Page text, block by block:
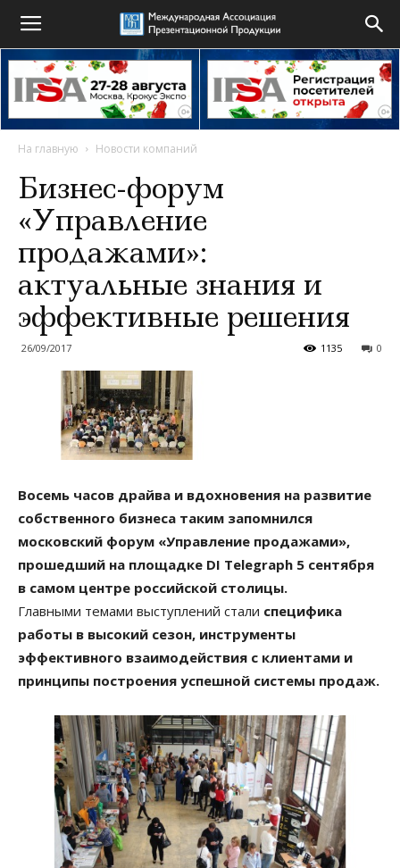
На главную Новости компаний
Бизнес-форум
«Управление
продажами»:
актуальные знания и
эффективные решения
26/09/2017 0
1135
Восемь часов драйва и вдохновения на развитие
собственного бизнеса таким запомнился
московский форум «Управление продажами»,
прошедший на площадке DI Telegraph 5 сентября
в самом центре российской столицы.
Главными темами выступлений стали специфика
работы в высокий сезон, инструменты
эффективного взаимодействия с клиентами и
принципы построения успешной системы продаж.